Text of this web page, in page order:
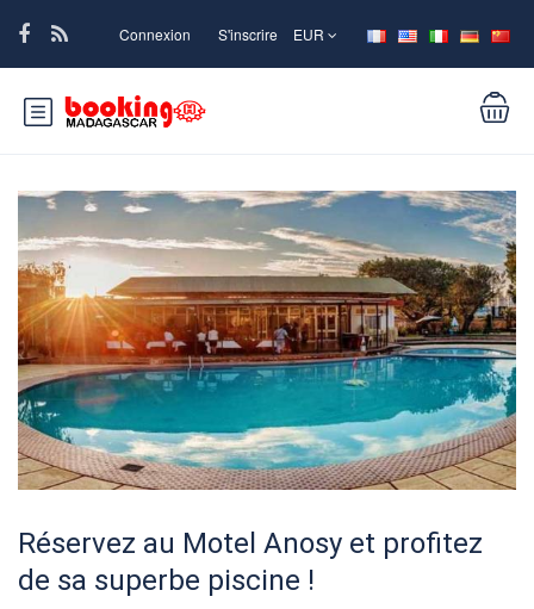
Connexion S'inscrire EUR
Réservez au Motel Anosy et profitez
de sa superbe piscine !